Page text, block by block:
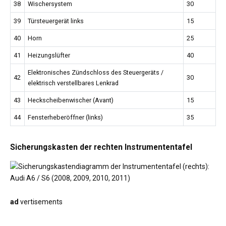
38 Wischersystem 30
39 Türsteuergerät links 15
40 Horn 25
41 Heizungslüfter 40
42
Elektronisches Zündschloss des Steuergeräts /
elektrisch verstellbares Lenkrad
30
43 Heckscheibenwischer (Avant) 15
44 Fensterheberöffner (links) 35
Sicherungskasten der rechten Instrumententafel
ad vertisements